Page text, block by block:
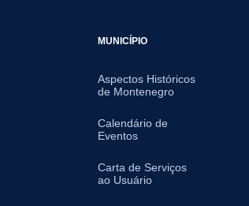
MUNICÍPIO
Aspectos Históricos
de Montenegro
Calendário de
Eventos
Carta de Serviços
ao Usuário